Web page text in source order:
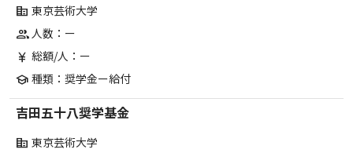
corporate_fare 東京芸術大学
group人数：ー
currency_yen 総額/人：ー
school 種類：奨学金ー給付
吉田五十八奨学基金
corporate_fare 東京芸術大学